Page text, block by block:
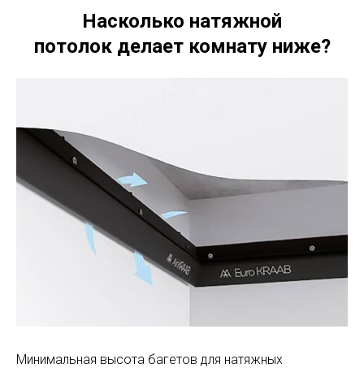
Насколько натяжной
потолок делает комнату ниже?
Минимальная высота багетов для натяжных